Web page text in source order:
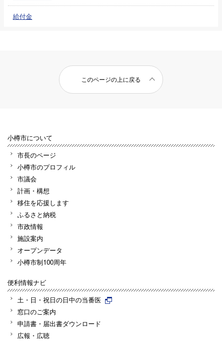
給付金
このページの上に戻る
小樽市について
市長のページ
小樽市のプロフィル
市議会
計画・構想
移住を応援します
ふるさと納税
市政情報
施設案内
オープンデータ
小樽市制100周年
便利情報ナビ
土・日・祝日の日中の当番医
窓口のご案内
申請書・届出書ダウンロード
広報・広聴